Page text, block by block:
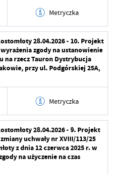
Maja Żurawek
2026-04-23 10:19:27
Maja Żurawek
Metryczka
2026-04-23 10:18:53
2026-04-23 10:18:53
Maja Żurawek
28.04.2026 - 10. Projekt
zgody na ustanowienie
na rzecz Tauron Dystrybucja
przy ul. Podgórskiej 25A,
Metryczka
2026-04-23 10:18:01
28.04.2026 - 9. Projekt
uchwały nr XVIII/113/25
z dnia 12 czerwca 2025 r. w
na użyczenie na czas